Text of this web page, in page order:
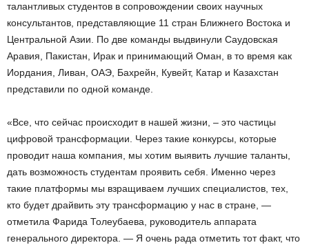
талантливых студентов в сопровождении своих научных
консультантов, представляющие 11 стран Ближнего Востока и
Центральной Азии. По две команды выдвинули Саудовская
Аравия, Пакистан, Ирак и принимающий Оман, в то время как
Иордания, Ливан, ОАЭ, Бахрейн, Кувейт, Катар и Казахстан
представили по одной команде.
«Все, что сейчас происходит в нашей жизни, – это частицы
цифровой трансформации. Через такие конкурсы, которые
проводит наша компания, мы хотим выявить лучшие таланты,
дать возможность студентам проявить себя. Именно через
такие платформы мы взращиваем лучших специалистов, тех,
кто будет драйвить эту трансформацию у нас в стране, —
отметила Фарида Толеубаева, руководитель аппарата
генерального директора. — Я очень рада отметить тот факт, что